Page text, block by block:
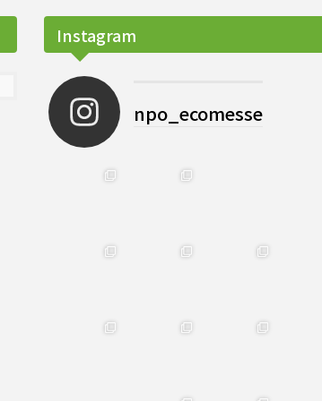
Instagram
npo_ecomesse